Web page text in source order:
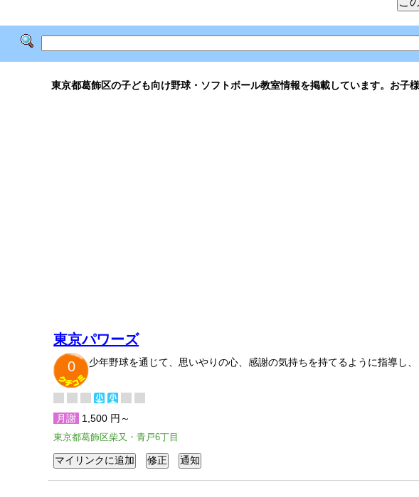
東京都葛飾区の子ども向け野球・ソフトボール教室情報を掲載しています。お子
東京パワーズ
0
少年野球を通じて、思いやりの心、感謝の気持ちを持てるように指導し
月謝 1,500 円～
東京都葛飾区柴又・青戸6丁目